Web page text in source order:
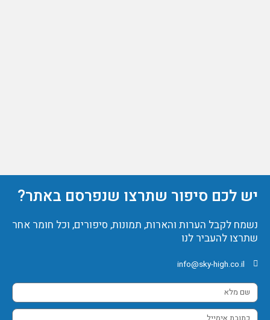
יש לכם סיפור שתרצו שנפרסם באתר?
נשמח לקבל הערות והארות, תמונות, סיפורים, וכל חומר אחר
שתרצו להעביר לנו
info@sky-high.co.il
שם
מלא
כתובת